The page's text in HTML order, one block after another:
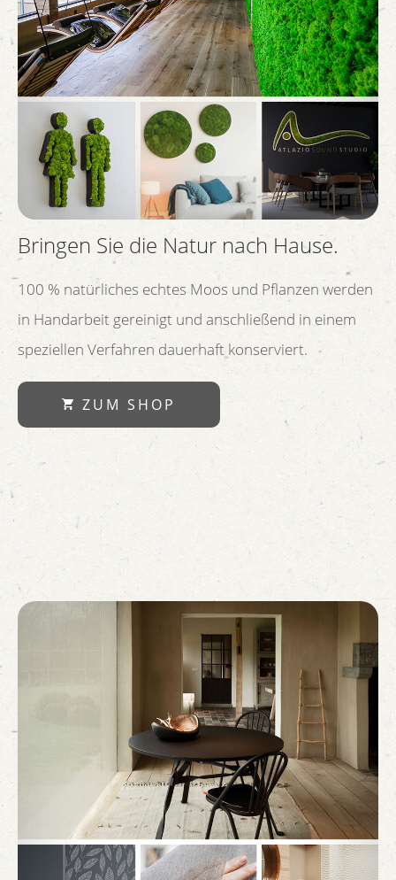
Bringen Sie die Natur nach Hause.
100 % natürliches echtes Moos und Pflanzen werden
in Handarbeit gereinigt und anschließend in einem
speziellen Verfahren dauerhaft konserviert.
ZUM SHOP